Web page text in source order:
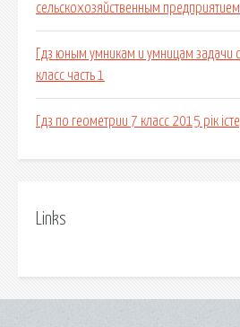
сельскохозяйственным предприятием
Гдз юным умникам и умницам задачи
класс часть 1
Гдз по геометрии 7 класс 2015 рік
Links